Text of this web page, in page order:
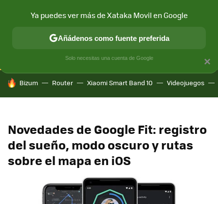
CONECTIVIDAD MÓVIL Y SOCIEDAD APLICACIONES
HOY SE HABLA DE
Bizum Router Xiaomi Smart Band 10 Videojuegos
Novedades de Google Fit: registro
del sueño, modo oscuro y rutas
sobre el mapa en iOS
×
Ya puedes ver más de Xataka Movil en Google
Añádenos como fuente preferida
Solo necesitas una cuenta de Google